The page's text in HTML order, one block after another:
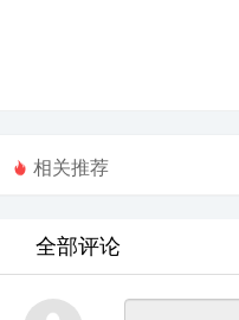
相关推荐
全部评论